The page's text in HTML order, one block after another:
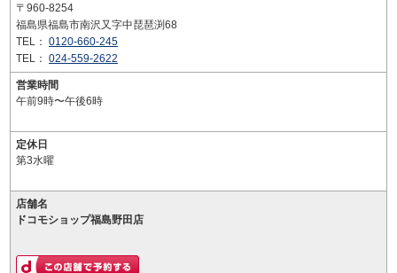
〒960-8254
福島県福島市南沢又字中琵琶渕68
TEL： 0120-660-245
TEL： 024-559-2622
営業時間
午前9時〜午後6時
定休日
第3水曜
店舗名
ドコモショップ福島野田店